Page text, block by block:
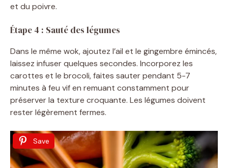
et du poivre.
Étape 4 : Sauté des légumes
Dans le même wok, ajoutez l’ail et le gingembre émincés,
laissez infuser quelques secondes. Incorporez les
carottes et le brocoli, faites sauter pendant 5-7
minutes à feu vif en remuant constamment pour
préserver la texture croquante. Les légumes doivent
rester légèrement fermes.
Save